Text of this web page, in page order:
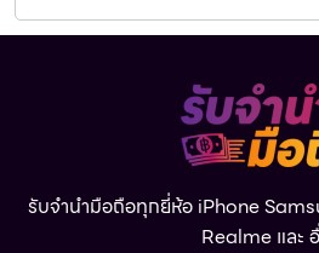
รับจำนำมือถือทุกยี่ห้อ iPhone
Realme และ